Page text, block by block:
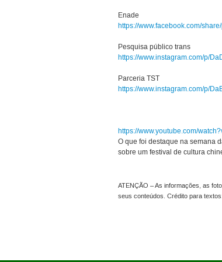
Enade
https://www.facebook.com/
Pesquisa público trans
https://www.instagram.com/p/
Parceria TST
https://www.instagram.com/p/
https://www.youtube.com/
O que foi destaque na semana
sobre um festival de cultura
ATENÇÃO – As informações, as
seus conteúdos. Crédito para